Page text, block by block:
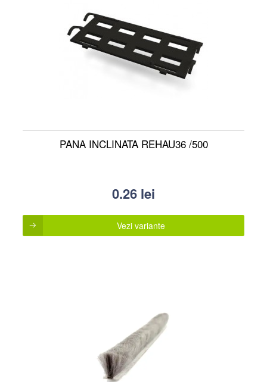
PANA INCLINATA REHAU36 /500
0.26 lei
Vezi variante